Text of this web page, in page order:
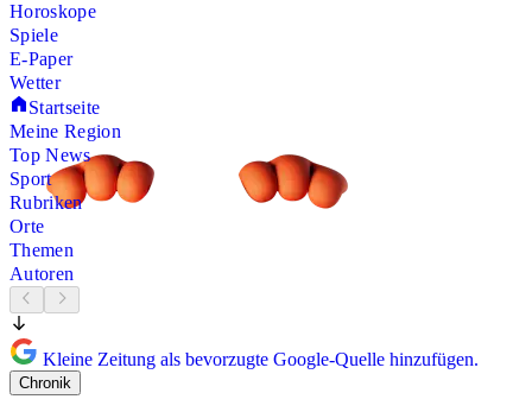
Horoskope
Spiele
E-Paper
Wetter
Startseite
Meine Region
Top News
Sport
Rubriken
Orte
Themen
Autoren
Kleine Zeitung als bevorzugte Google-Quelle hinzufügen.
Chronik